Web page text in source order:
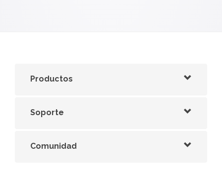
Productos
Soporte
Comunidad